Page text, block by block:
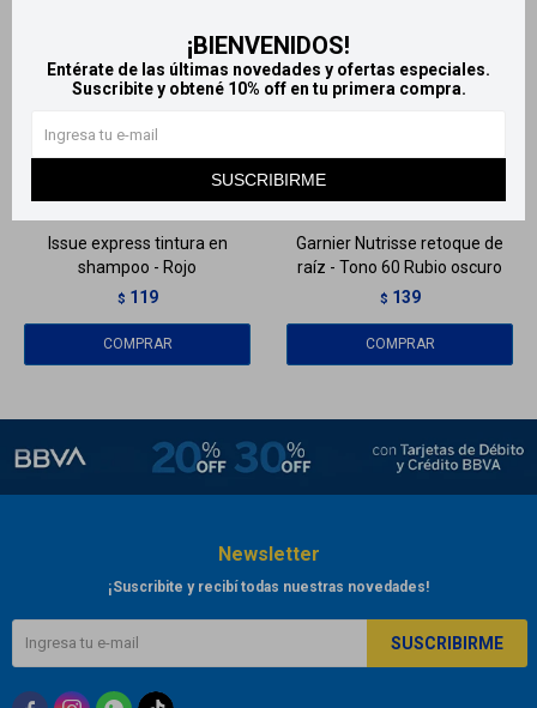
¡BIENVENIDOS!
Entérate de las últimas novedades y ofertas especiales.
Suscribite y obtené 10% off en tu primera compra.
SUSCRIBIRME
Issue express tintura en
shampoo - Rojo
$ 119
Garnier Nutrisse retoque de
raíz - Tono 60 Rubio oscuro
$ 139
Newsletter
¡Suscribite y recibí todas nuestras novedades!
SUSCRIBIRME